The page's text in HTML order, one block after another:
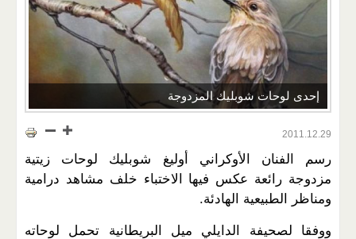
إحدى لوحات شوبليك المزدوجة
2011.12.29
رسم الفنان الأوكراني أوليغ شوبليك لوحات زيتية
مزدوجة رائعة عكس فيها الاختباء خلف مشاهد درامية
ومناظر الطبيعية الهادئة.
ووفقا لصحيفة الدايلي ميل البريطانية تحمل لوحاته